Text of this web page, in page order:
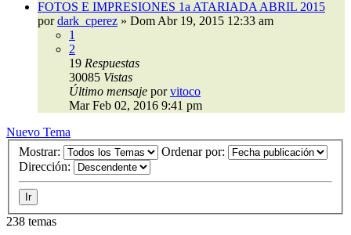
FOTOS E IMPRESIONES 1a ATARIADA ABRIL 2015
pordark_cperez » Dom Abr 19, 2015 12:33 am
1
2
19 Respuestas
30085 Vistas
Último mensaje porvitoco
Mar Feb 02, 2016 9:41 pm
Nuevo Tema
Mostrar:
Ordenar por:
Dirección:
238 temas